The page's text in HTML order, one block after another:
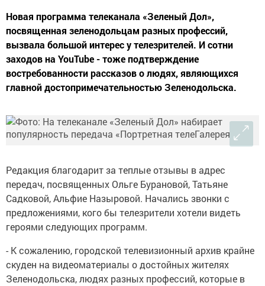
Новая программа телеканала «Зеленый Дол»,
посвященная зеленодольцам разных профессий,
вызвала большой интерес у телезрителей. И сотни
заходов на YouTube - тоже подтверждение
востребованности рассказов о людях, являющихся
главной достопримечательностью Зеленодольска.
Редакция благодарит за теплые отзывы в адрес
передач, посвященных Ольге Бурановой, Татьяне
Садковой, Альфие Назыровой. Начались звонки с
предложениями, кого бы телезрители хотели видеть
героями следующих программ.
- К сожалению, городской телевизионный архив крайне
скуден на видеоматериалы о достойных жителях
Зеленодольска, людях разных профессий, которые в